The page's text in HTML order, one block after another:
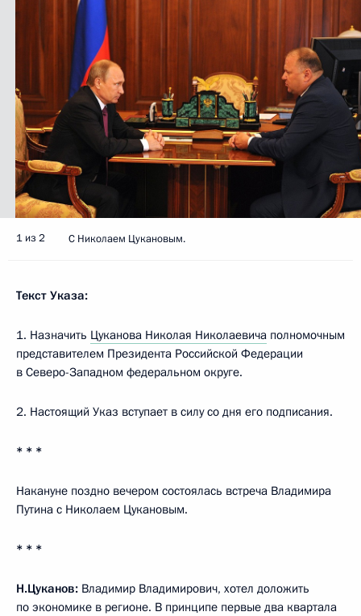
1 из 2 С Николаем Цукановым.
Текст Указа:
1. Назначить Цуканова Николая Николаевича полномочным
представителем Президента Российской Федерации
в Северо-Западном федеральном округе.
2. Настоящий Указ вступает в силу со дня его подписания.
* * *
Накануне поздно вечером состоялась встреча Владимира
Путина с Николаем Цукановым.
* * *
Н.Цуканов: Владимир Владимирович, хотел доложить
по экономике в регионе. В принципе первые два квартала